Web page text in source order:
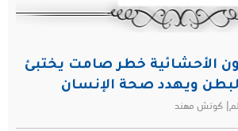
الأحشائية خطر صامت يختبئ
ويهدد صحة الإنسان
كوتش مهند